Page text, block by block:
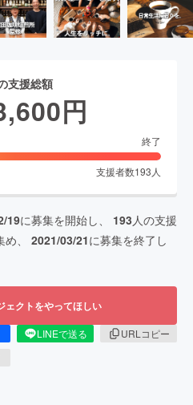
支援総額
円
終了
支援者数193 人
19に募集を開始し、 193 人の支援
、 2021/03/21に募集を終了し
ェクトをやってほしい
LINEで送る
URLコピー